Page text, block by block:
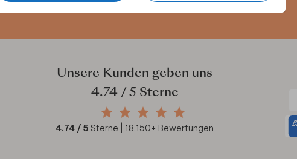
Unsere Kunden geben uns
4.74/ 5 Sterne
4.74 / 5 Sterne | 18.150+ Bewertungen